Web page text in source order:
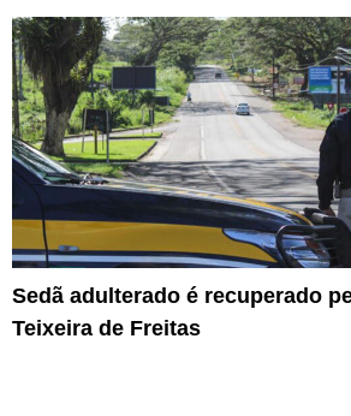
Sedã adulterado é recuperado
Teixeira de Freitas